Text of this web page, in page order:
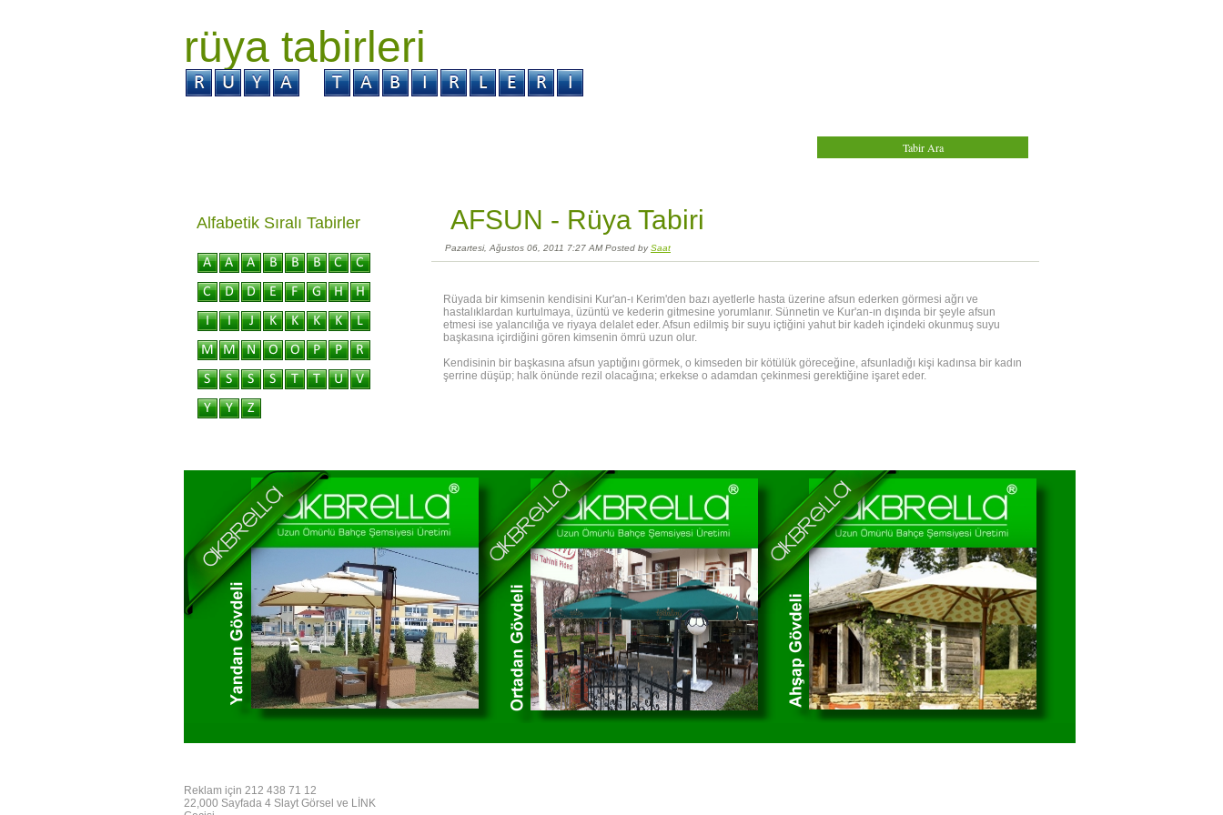
rüya tabirleri
AFSUN - Rüya Tabiri
Pazartesi, Ağustos 06, 2011 7:27 AM Posted bySaat
Rüyada bir kimsenin kendisini Kur'an-ı Kerim'den bazı ayetlerle hasta üzerine afsun ederken görmesi ağrı ve
hastalıklardan kurtulmaya, üzüntü ve kederin gitmesine yorumlanır. Sünnetin ve Kur'an-ın dışında bir şeyle afsun
etmesi ise yalancılığa ve riyaya delalet eder. Afsun edilmiş bir suyu içtiğini yahut bir kadeh içindeki okunmuş suyu
başkasına içirdiğini gören kimsenin ömrü uzun olur.
Kendisinin bir başkasına afsun yaptığını görmek, o kimseden bir kötülük göreceğine, afsunladığı kişi kadınsa bir kadın
şerrine düşüp; halk önünde rezil olacağına; erkekse o adamdan çekinmesi gerektiğine işaret eder.
Alfabetik Sıralı Tabirler
Reklam için 212 438 71 12
22,000 Sayfada 4 Slayt Görsel ve LİNK